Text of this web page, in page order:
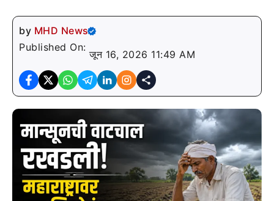
by MHD News
Published On:
जून 16, 2026 11:49 AM